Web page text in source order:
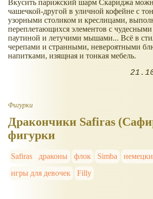
Вкусить парижский шарм Скариджа
чашечкой-другой в уличной кофейне с
узорными столиком и креслицами,
переплетающихся элементов с
паутиной и летучими мышами... Всё в
черепами и странными, невероятными
напитками, изящная и тонкая мебель.
Фигурки
Дракончики Safiras
фигурки
Safiras драконы флок Simba
игры для девочек
Filly